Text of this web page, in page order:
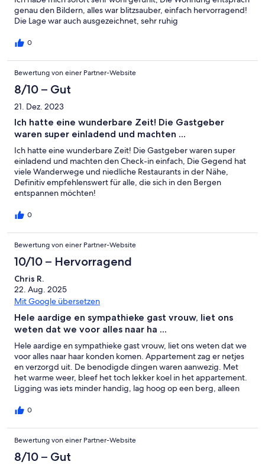
genau den Bildern, alles war blitzsauber, einfach hervorragend!
Die Lage war auch ausgezeichnet, sehr ruhig
0
Bewertung von einer Partner-Website
8/10 – Gut
21. Dez. 2023
Ich hatte eine wunderbare Zeit! Die Gastgeber
waren super einladend und machten ...
Ich hatte eine wunderbare Zeit! Die Gastgeber waren super
einladend und machten den Check-in einfach, Die Gegend hat
viele Wanderwege und niedliche Restaurants in der Nähe,
Definitiv empfehlenswert für alle, die sich in den Bergen
entspannen möchten!
0
Bewertung von einer Partner-Website
10/10 – Hervorragend
Chris R.
22. Aug. 2025
Mit Google übersetzen
Hele aardige en sympathieke gast vrouw, liet ons
weten dat we voor alles naar ha ...
Hele aardige en sympathieke gast vrouw, liet ons weten dat we
voor alles naar haar konden komen. Appartement zag er netjes
en verzorgd uit. De benodigde dingen waren aanwezig. Met
het warme weer, bleef het toch lekker koel in het appartement.
Ligging was iets minder handig, lag hoog op een berg, alleen
vakantie. Aan te raden voor een goedkoop en fijn appartement.
boodschappen kan halen.
0
Bewertung von einer Partner-Website
8/10 – Gut